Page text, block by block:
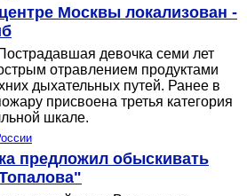
Москвы локализован -
девочка семи лет
отравлением продуктами
дыхательных путей. Ранее в
присвоена третья категория
шкале.
предложил обыскивать